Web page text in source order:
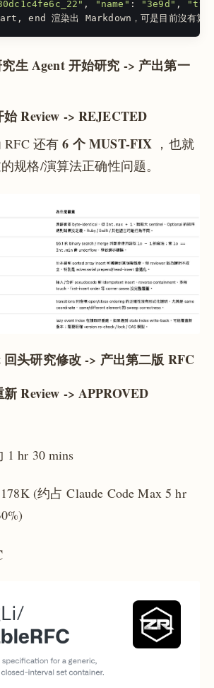
, "name" : "3e9d" ,
end 渲染出 Markdown，可是目前沒有算法
生 Agent 开始研究 -> 产出第一
Review -> REJECTED
RFC 还有6 个 MUST-FIX ，也就
规格/演算法正确性问题。
头研究修改 -> 产出第二版 RFC
Review -> APPROVED
1 hr 30 mins
(约占 Claude Code Max 5 hr